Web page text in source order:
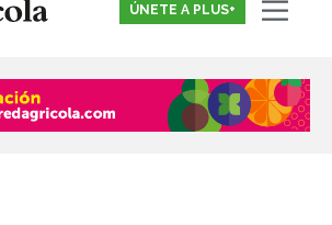
ÚNETE A PLUS+